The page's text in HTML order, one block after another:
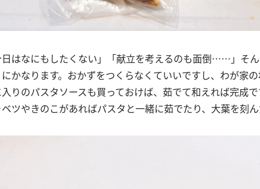
日はなにもしたくない」「献立を考えるのも面倒……」そ
にかなります。おかずをつくらなくていいですし、わが家
りのパスタソースも買っておけば、茹でて和えれば完成で
ツやきのこがあればパスタと一緒に茹でたり、大葉を刻ん